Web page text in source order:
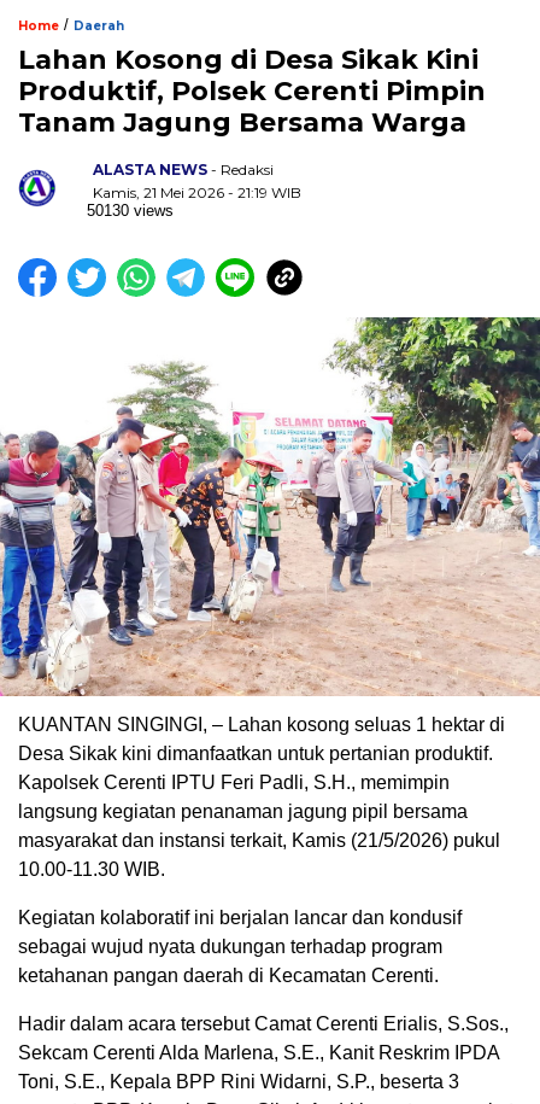
Home / Daerah
Lahan Kosong di Desa Sikak Kini
Produktif, Polsek Cerenti Pimpin
Tanam Jagung Bersama Warga
ALASTA NEWS - Redaksi
Kamis, 21 Mei 2026 - 21:19 WIB
50130 views
KUANTAN SINGINGI, – Lahan kosong seluas 1 hektar di
Desa Sikak kini dimanfaatkan untuk pertanian produktif.
Kapolsek Cerenti IPTU Feri Padli, S.H., memimpin
langsung kegiatan penanaman jagung pipil bersama
masyarakat dan instansi terkait, Kamis (21/5/2026) pukul
10.00-11.30 WIB.
Kegiatan kolaboratif ini berjalan lancar dan kondusif
sebagai wujud nyata dukungan terhadap program
ketahanan pangan daerah di Kecamatan Cerenti.
Hadir dalam acara tersebut Camat Cerenti Erialis, S.Sos.,
Sekcam Cerenti Alda Marlena, S.E., Kanit Reskrim IPDA
Toni, S.E., Kepala BPP Rini Widarni, S.P., beserta 3